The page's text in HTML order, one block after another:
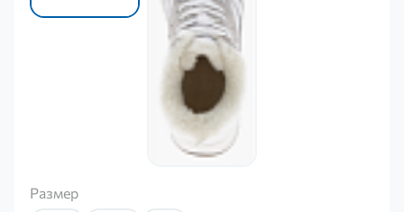
Размер